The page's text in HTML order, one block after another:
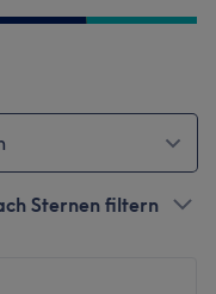
Sternen filtern